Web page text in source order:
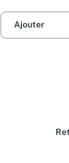
Ajouter